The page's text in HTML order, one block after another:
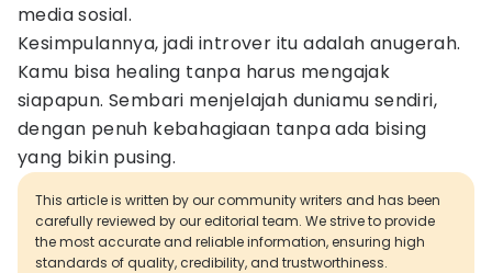
media sosial.
Kesimpulannya, jadi introver itu adalah anugerah.
Kamu bisa healing tanpa harus mengajak
siapapun. Sembari menjelajah duniamu sendiri,
dengan penuh kebahagiaan tanpa ada bising
yang bikin pusing.
This article is written by our community writers and has been
carefully reviewed by our editorial team. We strive to provide
the most accurate and reliable information, ensuring high
standards of quality, credibility, and trustworthiness.